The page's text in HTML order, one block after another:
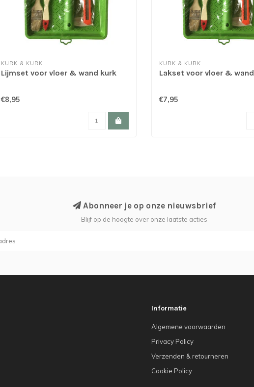
KURK & KURK
Lijmset voor vloer & wand kurk
€8,95
KURK & KURK
Lakset voor vloer &
€7,95
Abonneer je op onze nieuwsbrief
Blijf op de hoogte over onze laatste acties
Informatie
Algemene voorwaarden
Privacy Policy
Verzenden & retourneren
Cookie Policy